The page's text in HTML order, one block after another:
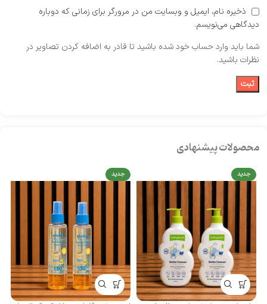
ذخیره نام، ایمیل و وبسایت من در مرورگر برای زمانی که دوباره
دیدگاهی می‌نویسم.
شما باید وارد حساب خود شده باشید تا قادر به اضافه کردن تصاویر در
نظرات باشید.
محصولات پیشنهادی
جدید جدید